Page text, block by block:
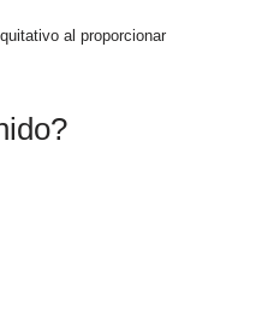
al proporcionar